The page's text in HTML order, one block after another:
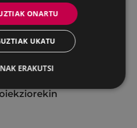
zinema Untzagara
ONARTU
UKATU
ERAKUTSI